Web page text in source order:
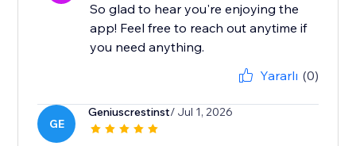
So glad to hear you're enjoying the
app! Feel free to reach out anytime if
you need anything.
Yararlı (0)
GE
Geniuscrestinst/ Jul 1, 2026